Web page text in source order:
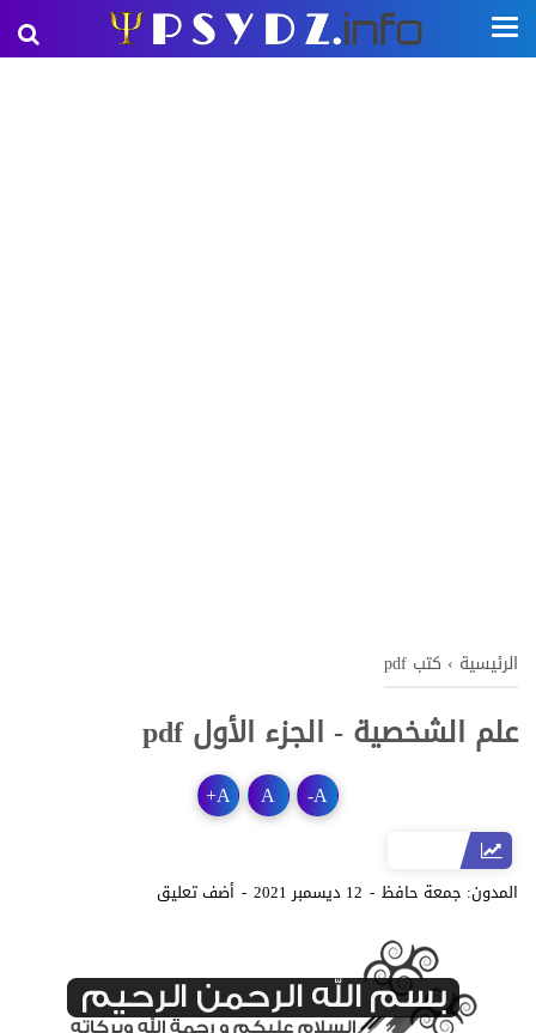
الرئيسية › كتب pdf
علم الشخصية - الجزء الأول pdf
A
-
A
A
+
المدون: جمعة حافظ 12 ديسمبر 2021 أضف تعليق